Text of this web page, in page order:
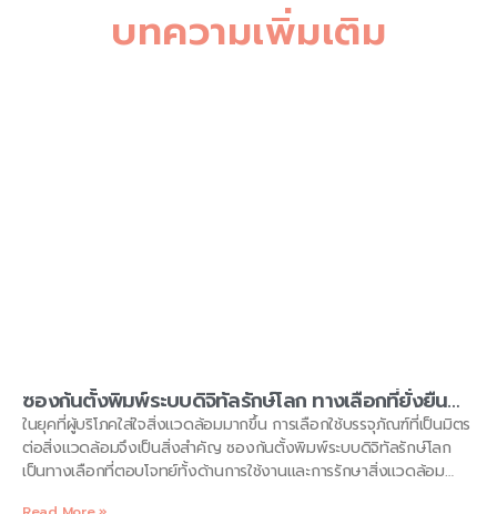
บทความเพิ่มเติม
ซองก้นตั้งพิมพ์ระบบดิจิทัลรักษ์โลก ทางเลือกที่ยั่งยืน
สำหรับธุรกิจ โดย KAELYNPACKAGE
ในยุคที่ผู้บริโภคใส่ใจสิ่งแวดล้อมมากขึ้น การเลือกใช้บรรจุภัณฑ์ที่เป็นมิตร
ต่อสิ่งแวดล้อมจึงเป็นสิ่งสำคัญ ซองก้นตั้งพิมพ์ระบบดิจิทัลรักษ์โลก
เป็นทางเลือกที่ตอบโจทย์ทั้งด้านการใช้งานและการรักษาสิ่งแวดล้อม